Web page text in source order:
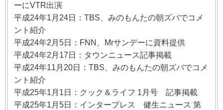
ーにVTR出演
平成24年1月24日：TBS、みのもんたの朝ズバでコメ
ント紹介
平成24年2月5日：FNN、Mrサンデーに資料提供
平成24年2月17日：タウンニュース記事掲載
平成24年11月20日：TBS、みのもんたの朝ズバでコメ
ント紹介
平成25年1月1日：クック＆ライフ 1月号 記事掲載
平成25年1月5日：インタープレス 健生ニュース 第